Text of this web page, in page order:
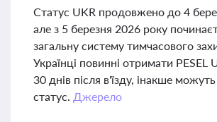
Статус UKR продовжено до 4
але з 5 березня 2026 року
загальну систему тимчасового
Українці повинні отримати PESEL
30 днів після в'їзду, інакше
статус. Джерело